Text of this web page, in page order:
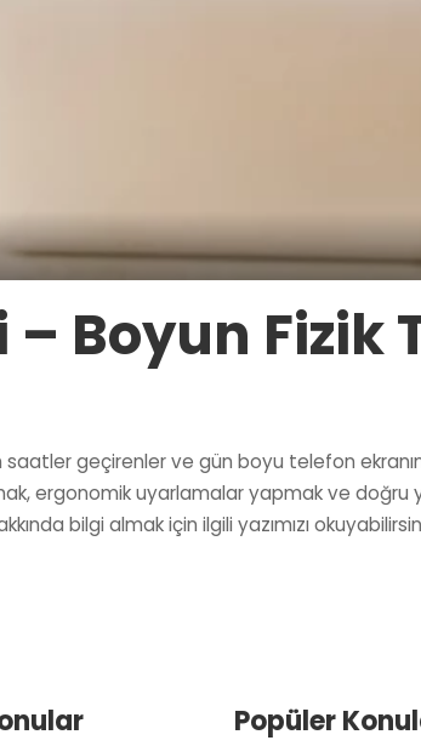
Boyun Fizik
saatler geçirenler ve gün boyu telefon
ergonomik uyarlamalar yapmak ve
bilgi almak için ilgili yazımızı
Popüler